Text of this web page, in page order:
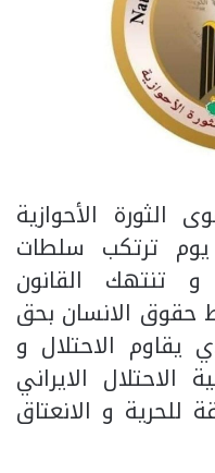
الأحوازية
ترتكب سلطات
و تنتهك القانون
حقوق الانسان بحق
يقاوم الاحتلال و
الايراني
للحرية و الانعتاق